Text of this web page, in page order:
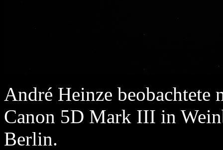
André Heinze beobachtete
Canon 5D Mark III in
Berlin.